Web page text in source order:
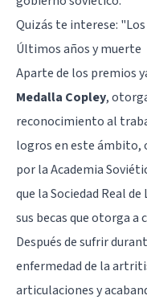
Quizás te interese:
Últimos años y muerte
Aparte de los premios
Medalla Copley,
reconocimiento al
logros en este ámbito,
por la Academia
que la Sociedad Real
sus becas que otorga
Después de sufrir
enfermedad de la
articulaciones y